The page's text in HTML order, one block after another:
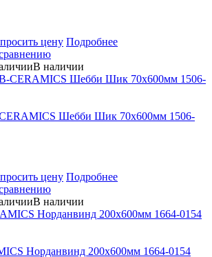
цену Подробнее
В наличии
Шебби Шик 70x600мм 1506-
цену Подробнее
В наличии
Норданвинд 200x600мм 1664-0154